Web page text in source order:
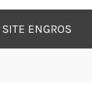
SITE ENGROS